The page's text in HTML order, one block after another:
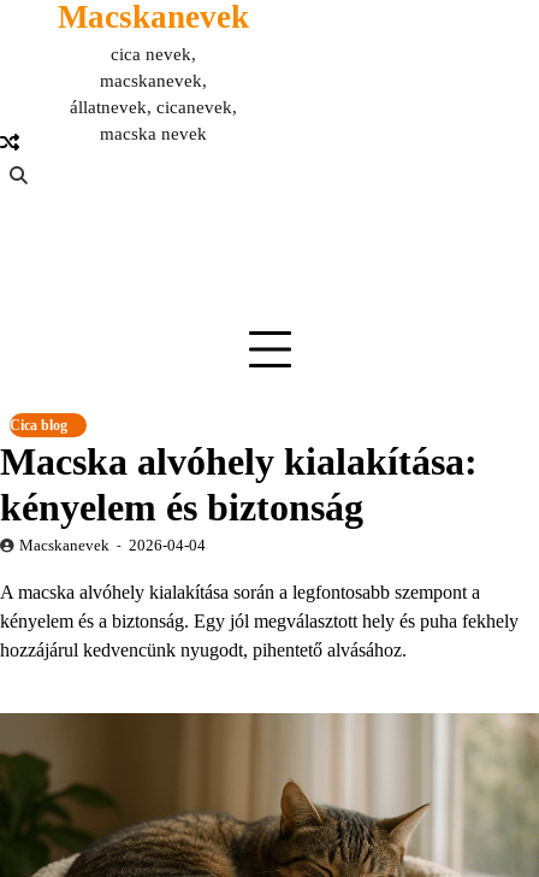
Macskanevek
cica nevek,
macskanevek,
állatnevek, cicanevek,
macska nevek
Cica blog
Macska alvóhely kialakítása:
kényelem és biztonság
Macskanevek 2026-04-04
A macska alvóhely kialakítása során a legfontosabb szempont a
kényelem és a biztonság. Egy jól megválasztott hely és puha fekhely
hozzájárul kedvencünk nyugodt, pihentető alvásához.